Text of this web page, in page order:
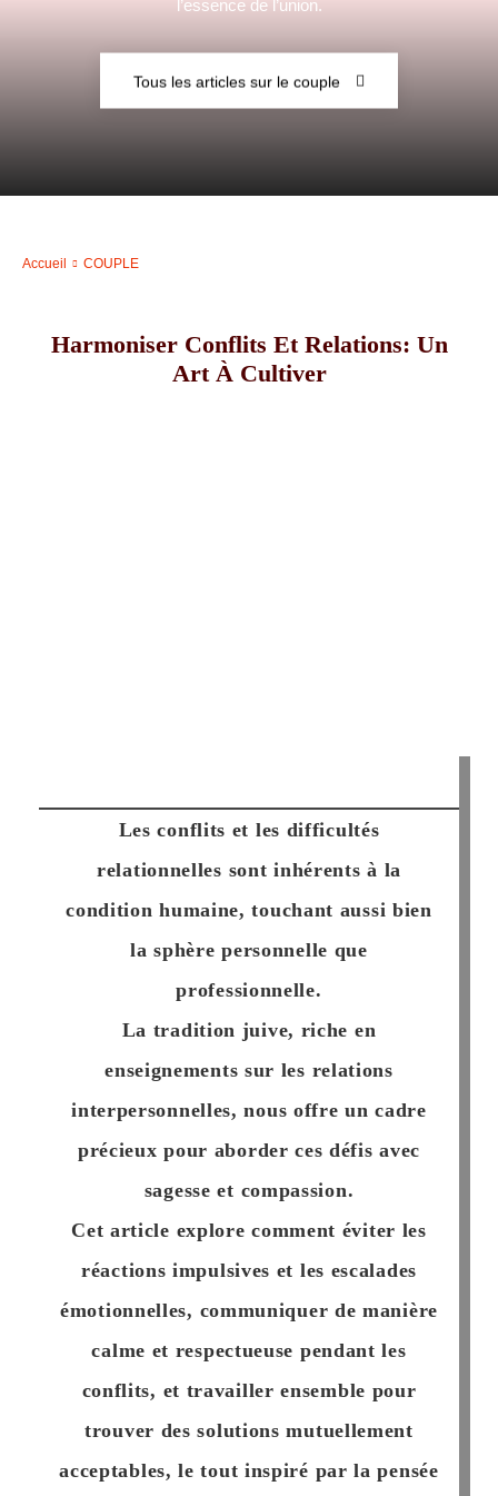
–
l’essence de l’union.
Tous les articles sur le couple
Accueil COUPLE
Harmoniser Conflits Et Relations: Un
Art À Cultiver
Lesconflits et les difficultés
relationnelles sont inhérents à la
condition humaine, touchant aussi bien
la sphère personnelle que
professionnelle.
La tradition juive, riche en
enseignements sur les relations
interpersonnelles, nous offre uncadre
précieux pour aborder ces défis avec
sagesse et compassion.
Cet article explore comment éviter les
réactions impulsives et les escalades
émotionnelles, communiquer de manière
calme et respectueuse pendant les
conflits, et travailler ensemble pour
trouver des solutions mutuellement
acceptables, le tout inspiré par la pensée